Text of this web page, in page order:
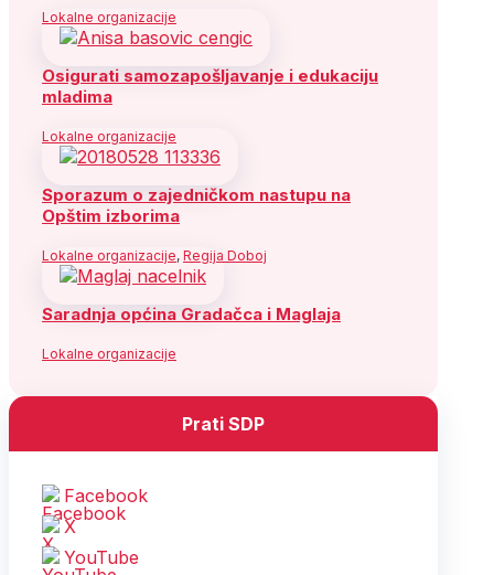
Lokalne organizacije
Osigurati samozapošljavanje i edukaciju
mladima
Lokalne organizacije
Sporazum o zajedničkom nastupu na
Opštim izborima
Lokalne organizacije, Regija Doboj
Saradnja općina Gradačca i Maglaja
Lokalne organizacije
Prati SDP
Facebook
X
YouTube